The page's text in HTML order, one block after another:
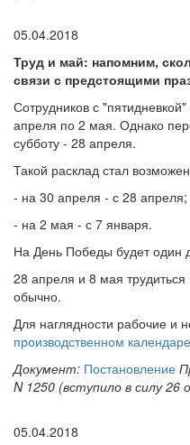
05.04.2018
Труд и май: напомним,
связи с предстоящими
Сотрудников с
апреля по 2 мая. Однако
субботу - 28 апреля.
Такой расклад стал
- на 30 апреля - с 28 апреля;
- на 2 мая - с 7 января.
На День Победы будет один
28 апреля и 8 мая
обычно.
Для наглядности рабочие и
производственном календаре
Документ: Постановление
N 1250 (вступило в силу 26
05.04.2018